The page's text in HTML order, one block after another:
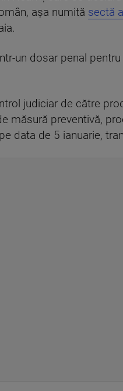
așa numită sectă
un dosar penal
judiciar de către
măsură preventivă,
data de 5 ianuarie,